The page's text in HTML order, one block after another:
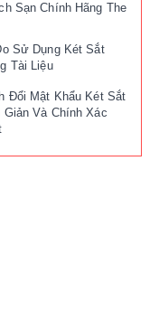
Sạn Chính Hãng The
Sử Dụng Két Sắt
Tài Liệu
Đổi Mật Khẩu Két Sắt
Và Chính Xác